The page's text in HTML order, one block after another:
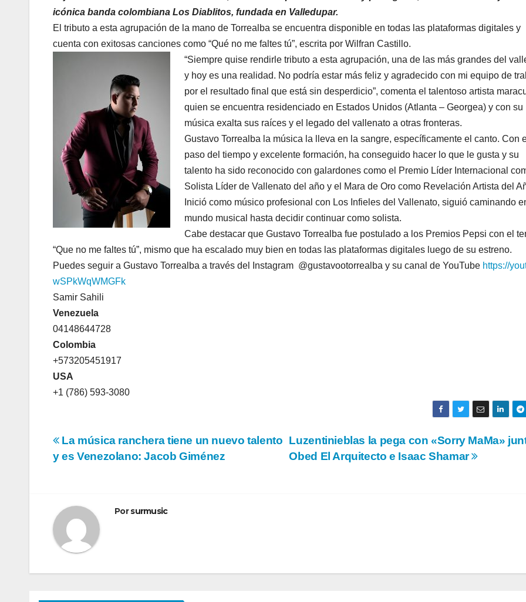
icónica banda colombiana Los Diablitos, fundada en Valledupar.
El tributo a esta agrupación de la mano de Torrealba se encuentra disponible en todas las plataformas digitales y
cuenta con exitosas canciones como “Qué no me faltes tú”, escrita por Wilfran Castillo.
“Siempre quise rendirle tributo a esta agrupación, una de las más grandes del
y hoy es una realidad. No podría estar más feliz y agradecido con mi equipo de
por el resultado final que está sin desperdicio”, comenta el talentoso artista
quien se encuentra residenciado en Estados Unidos (Atlanta – Georgea) y con su
música exalta sus raíces y el legado del vallenato a otras fronteras.
Gustavo Torrealba la música la lleva en la sangre, específicamente el canto. Con
paso del tiempo y excelente formación, ha conseguido hacer lo que le gusta y su
talento ha sido reconocido con galardones como el Premio Líder Internacional
Solista Líder de Vallenato del año y el Mara de Oro como Revelación Artista del
Inició como músico profesional con Los Infieles del Vallenato, siguió caminando
mundo musical hasta decidir continuar como solista.
Cabe destacar que Gustavo Torrealba fue postulado a los Premios Pepsi con el
“Que no me faltes tú”, mismo que ha escalado muy bien en todas las plataformas digitales luego de su estreno.
Puedes seguir a Gustavo Torrealba a través del Instagram @gustavootorrealba y su canal de YouTube https://
wSPkWqWMGFk
Samir Sahili
Venezuela
04148644728
Colombia
+573205451917
USA
+1 (786) 593-3080
Navegación
de
Luzentinieblas la pega con «Sorry MaMa»
Obed El Arquitecto e Isaac Shamar
La música ranchera tiene un nuevo talento
y es Venezolano: Jacob Giménez
Porsurmusic